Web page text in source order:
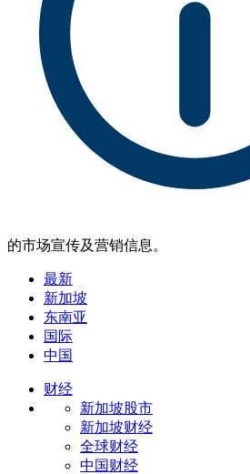
的市场宣传及营销信息。
最新
新加坡
东南亚
国际
中国
财经
新加坡股市
新加坡财经
全球财经
中国财经